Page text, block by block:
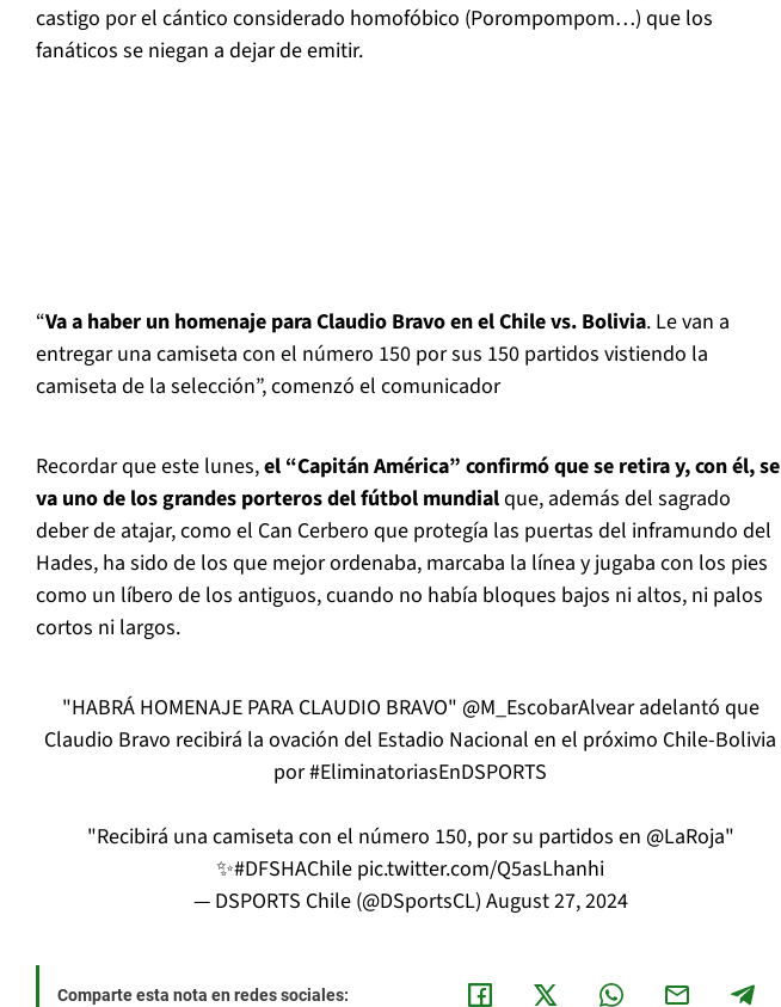
castigo por el cántico considerado homofóbico (Porompompom…) que los
fanáticos se niegan a dejar de emitir.
“Va a haber un homenaje para Claudio Bravo en el Chile vs. Bolivia. Le van a
entregar una camiseta con el número 150 por sus 150 partidos vistiendo la
camiseta de la selección”, comenzó el comunicador
Recordar que este lunes,el “Capitán América” confirmó que se retira y, con él, se
va uno de los grandes porteros del fútbol mundialque, además del sagrado
deber de atajar, como el Can Cerbero que protegía las puertas del inframundo del
Hades, ha sido de los que mejor ordenaba, marcaba la línea y jugaba con los pies
como un líbero de los antiguos, cuando no había bloques bajos ni altos, ni palos
cortos ni largos.
"HABRÁ HOMENAJE PARA CLAUDIO BRAVO" @M_EscobarAlvearadelantó que
Claudio Bravo recibirá la ovación del Estadio Nacional en el próximo Chile-Bolivia
por#EliminatoriasEnDSPORTS
"Recibirá una camiseta con el número 150, por su partidos en @LaRoja"
✨#DFSHAChile pic.twitter.com/Q5asLhanhi
— DSPORTS Chile (@DSportsCL) August 27, 2024
Comparte esta nota en redes sociales: